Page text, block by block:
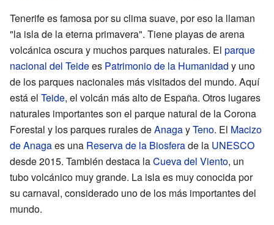
Tenerife es famosa por su clima suave, por eso la llaman
"la isla de la eterna primavera". Tiene playas de arena
volcánica oscura y muchos parques naturales. El parque
nacional del Teidees Patrimonio de la Humanidad y uno
de los parques nacionales más visitados del mundo. Aquí
está el Teide, el volcán más alto de España. Otros lugares
naturales importantes son el parque natural de la Corona
Forestal y los parques rurales deAnagayTeno. El Macizo
de Anagaes una Reserva de la Biosferade la UNESCO
desde 2015. También destaca laCueva del Viento, un
tubo volcánico muy grande. La isla es muy conocida por
su carnaval, considerado uno de los más importantes del
mundo.